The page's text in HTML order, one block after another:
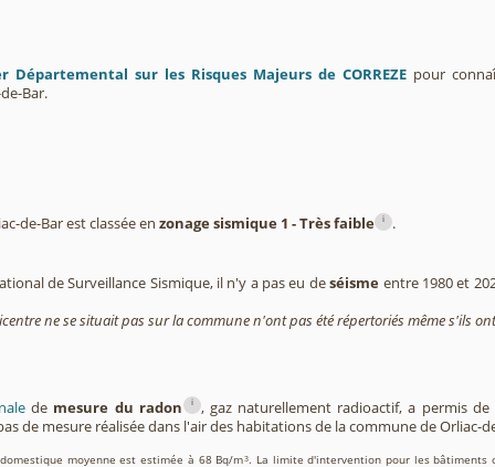
Départemental sur les Risques Majeurs de CORREZEpour
Bar.
de-Bar est classée en zonage sismique 1 - Très faible i .
de Surveillance Sismique, il n'y a pas eu deséisme entre 1980 et
ne se situait pas sur la commune n'ont pas été répertoriés même s'ils
de mesure du radon i
, gaz naturellement radioactif, a permis
de mesure réalisée dans l'air des habitations de la commune de Orliac-
moyenne est estimée à 68 Bq/m3. La limite d'intervention pour les bâtiments